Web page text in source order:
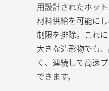
用設計されたホッ
材料供給を可能に
制限を排除。これ
大きな造形物でも
く、連続して高速
できます。